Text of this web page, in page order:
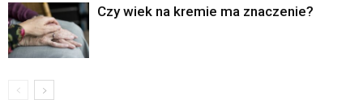
Czy wiek na kremie ma znaczenie?